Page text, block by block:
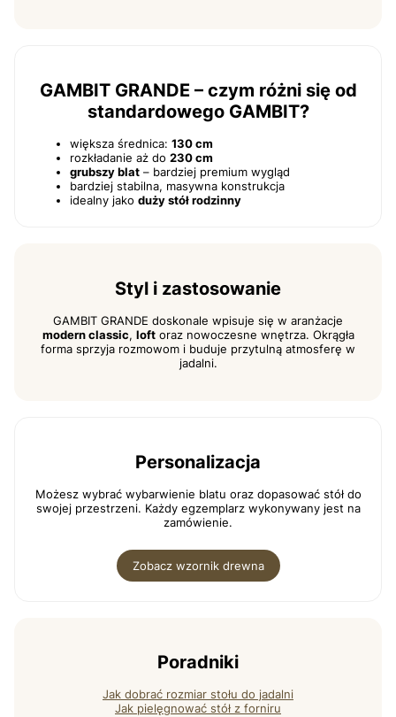
GAMBIT GRANDE – czym różni się od
standardowego GAMBIT?
większa średnica: 130 cm
rozkładanie aż do 230 cm
grubszy blat – bardziej premium wygląd
bardziej stabilna, masywna konstrukcja
idealny jako duży stół rodzinny
Styl i zastosowanie
GAMBIT GRANDE doskonale wpisuje się w aranżacje
modern classic, loftoraz nowoczesne wnętrza. Okrągła
forma sprzyja rozmowom i buduje przytulną atmosferę w
jadalni.
Personalizacja
Możesz wybrać wybarwienie blatu oraz dopasować stół do
swojej przestrzeni. Każdy egzemplarz wykonywany jest na
zamówienie.
Zobacz wzornik drewna
Poradniki
Jak dobrać rozmiar stołu do jadalni
Jak pielęgnować stół z forniru